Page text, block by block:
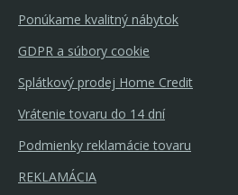
Ponúkame kvalitný nábytok
GDPR a súbory cookie
Splátkový prodej Home Credit
Vrátenie tovaru do 14 dní
Podmienky reklamácie tovaru
REKLAMÁCIA